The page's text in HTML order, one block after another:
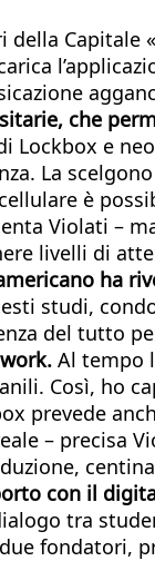
che
e
La
è
Violati –
livelli di
ha
studi,
del tutto
Al tempo
Così, ho
prevede
– precisa
con il
tra